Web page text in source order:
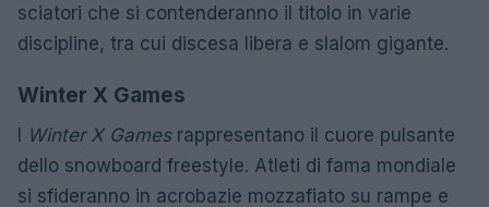
sciatori che si contenderanno il titolo in varie
discipline, tra cui discesa libera e slalom gigante.
Winter X Games
I Winter X Gamesrappresentano il cuore pulsante
dello snowboard freestyle. Atleti di fama mondiale
si sfideranno in acrobazie mozzafiato su rampe e